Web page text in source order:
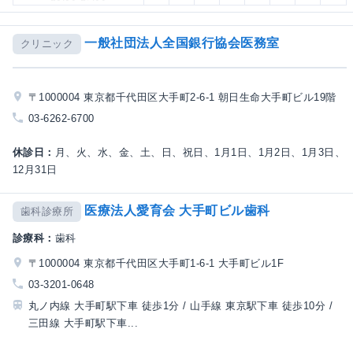
クリニック 一般社団法人全国銀行協会医務室
〒1000004 東京都千代田区大手町2-6-1 朝日生命大手町ビル19階
03-6262-6700
休診日： 月、火、水、金、土、日、祝日、1月1日、1月2日、1月3日、
12月31日
歯科診療所 医療法人愛育会 大手町ビル歯科
診療科： 歯科
〒1000004 東京都千代田区大手町1-6-1 大手町ビル1F
03-3201-0648
丸ノ内線 大手町駅下車 徒歩1分 / 山手線 東京駅下車 徒歩10分 /
三田線 大手町駅下車...